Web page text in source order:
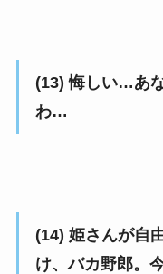
(13) 悔しい…あ
わ…
(14) 姫さんが自
け、バカ野郎。